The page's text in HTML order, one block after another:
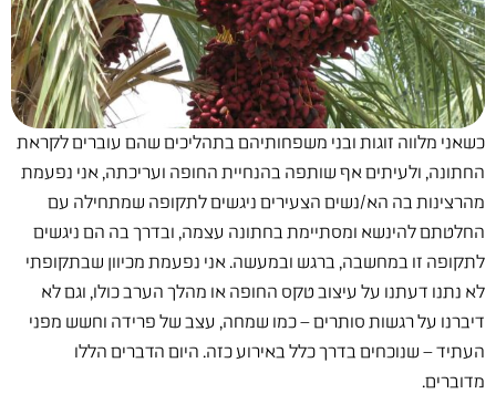
כשאני מלווה זוגות ובני משפחותיהם בתהליכים שהם עוברים לקראת
החתונה, ולעיתים אף שותפה בהנחיית החופה ועריכתה, אני נפעמת
מהרצינות בה הא/נשים הצעירים ניגשים לתקופה שמתחילה עם
החלטתם להינשא ומסתיימת בחתונה עצמה, ובדרך בה הם ניגשים
לתקופה זו במחשבה, ברגש ובמעשה. אני נפעמת מכיוון שבתקופתי
לא נתנו דעתנו על עיצוב טקס החופה או מהלך הערב כולו, וגם לא
דיברנו על רגשות סותרים – כמו שמחה, עצב של פרידה וחשש מפני
העתיד – שנוכחים בדרך כלל באירוע כזה. היום הדברים הללו
מדוברים.